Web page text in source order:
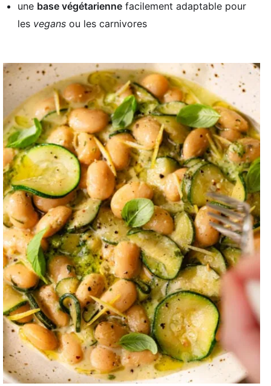
une base végétarienne facilement adaptable pour
les vegans ou les carnivores